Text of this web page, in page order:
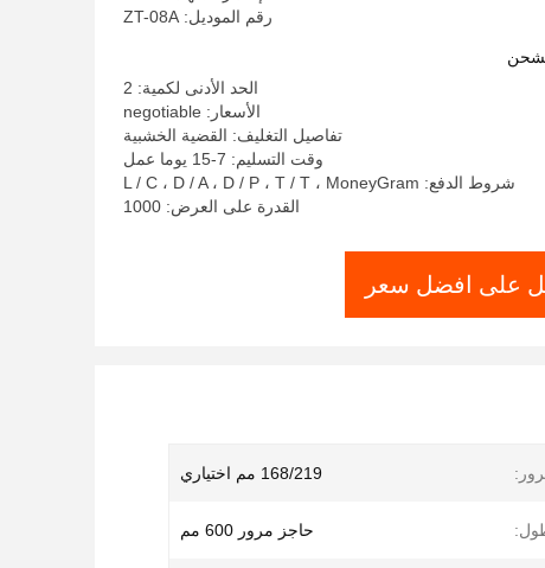
رقم الموديل: ZT-08A
الحد الأدنى لكمية: 2
الأسعار: negotiable
تفاصيل التغليف: القضية الخشبية
وقت التسليم: 7-15 يوما عمل
شروط الدفع: L / C ، D / A ، D / P ، T / T ، MoneyGram
القدرة على العرض: 1000
على افضل سعر
168/219 مم اختياري
حاجز مرور 600 مم